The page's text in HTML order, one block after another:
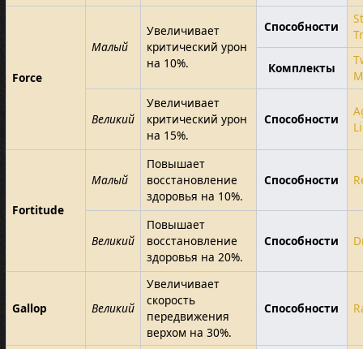
Force
Малый
Увеличивает
критический урон
на 10%.
Способности
Комплекты
Великий
Увеличивает
критический урон
на 15%.
Способности
Fortitude
Малый
Повышает
восстановление
здоровья на 10%.
Способности
Великий
Повышает
восстановление
здоровья на 20%.
Способности
Gallop Великий
Увеличивает
скорость
передвижения
верхом на 30%.
Способности